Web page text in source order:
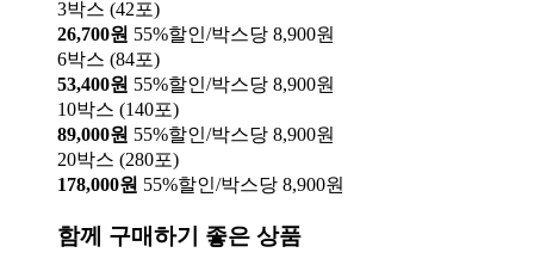
3박스 (42포)
26,700원 55%할인/박스당 8,900원
6박스 (84포)
53,400원 55%할인/박스당 8,900원
10박스 (140포)
89,000원 55%할인/박스당 8,900원
20박스 (280포)
178,000원 55%할인/박스당 8,900원
함께 구매하기 좋은 상품